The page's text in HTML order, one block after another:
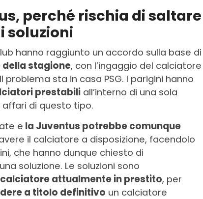
perché rischia di saltare
soluzioni
hanno raggiunto un accordo sulla base di
stagione, con l’ingaggio del calciatore
sta in casa PSG. I parigini hanno
prestabili all’interno di una sola
di questo tipo.
e la Juventus potrebbe comunque
il calciatore a disposizione, facendolo
che hanno dunque chiesto di
soluzione. Le soluzioni sono
attualmente in prestito, per
a titolo definitivo un calciatore